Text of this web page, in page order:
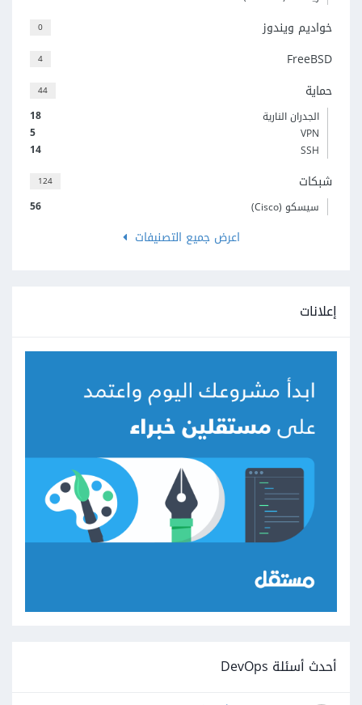
0 خواديم ويندوز
4 FreeBSD
44 حماية
18
الجدران النارية
5
VPN
14
SSH
124 شبكات
56 سيسكو (Cisco)
اعرض جميع التصنيفات
إعلانات
أحدث أسئلة DevOps